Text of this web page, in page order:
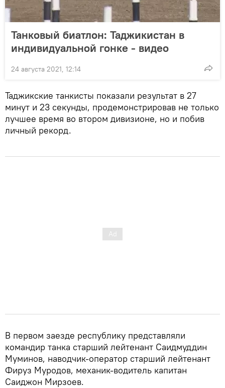
Танковый биатлон: Таджикистан в
индивидуальной гонке - видео
24 августа 2021, 12:14
Таджикские танкисты показали результат в 27
минут и 23 секунды, продемонстрировав не только
лучшее время во втором дивизионе, но и побив
личный рекорд.
В первом заезде республику представляли
командир танка старший лейтенант Саидмуддин
Муминов, наводчик-оператор старший лейтенант
Фируз Муродов, механик-водитель капитан
Саиджон Мирзоев.